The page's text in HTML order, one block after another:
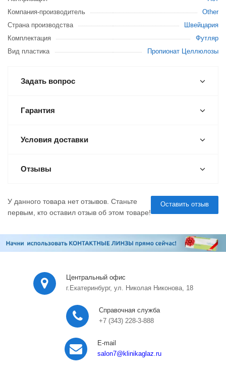
Компания-производитель
Other
Страна производства
Швейцария
Комплектация
Футляр
Вид пластика
Пропионат Целлюлозы
Задать вопрос
Гарантия
Условия доставки
Отзывы
Оставить отзыв
У данного товара нет отзывов. Станьте
первым, кто оставил отзыв об этом товаре!
Центральный офис
г.Екатеринбург, ул. Николая Никонова, 18
Справочная служба
+7 (343) 228-3-888
E-mail
salon7@klinikaglaz.ru